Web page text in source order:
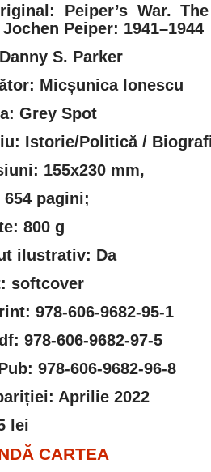
Peiper’s War.
Peiper: 1941–1944
S. Parker
Micșunica Ionescu
Grey Spot
Istorie/Politică /
155x230 mm,
pagini;
800 g
ilustrativ: Da
softcover
978-606-9682-95-1
978-606-9682-97-5
978-606-9682-96-8
apariției:
lei
CARTEA